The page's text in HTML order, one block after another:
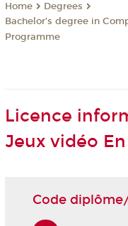
Home
Degrees
Bachelor’s degree in
Programme
Licence
Jeux vidéo
Code